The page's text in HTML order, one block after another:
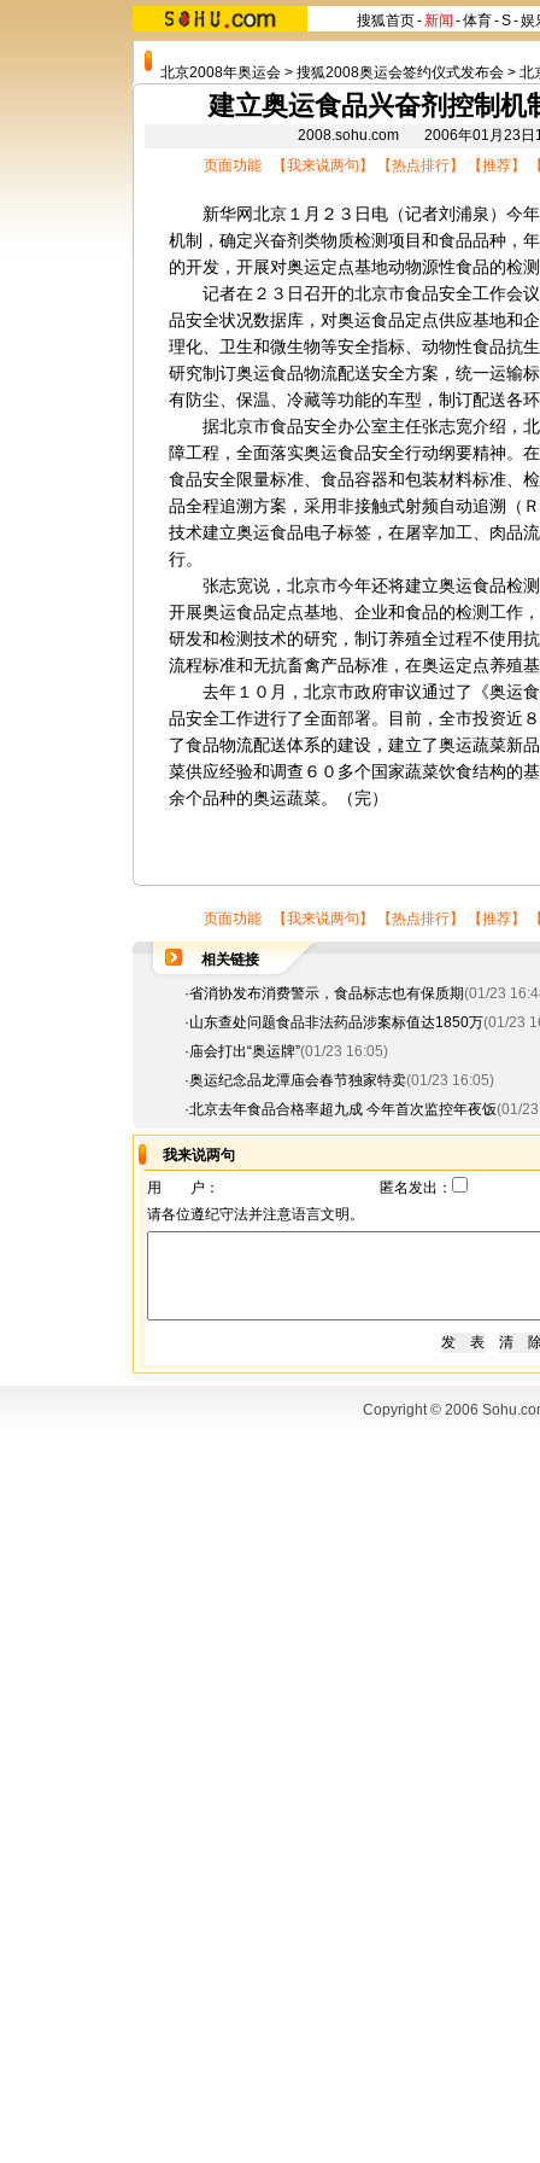
搜狐首页-新闻 -体育-S-娱
北京2008年奥运会 > 搜狐2008奥运会签约仪式发布会 > 北
建立奥运食品兴奋剂控制机
2008.sohu.com 2006年01月23
页面功能 【我来说两句 】 【热点排行】 【推荐】
新华网北京１月２３日电（记者刘浦泉）今年
机制，确定兴奋剂类物质检测项目和食品品种，
的开发，开展对奥运定点基地动物源性食品的检
记者在２３日召开的北京市食品安全工作会议
品安全状况数据库，对奥运食品定点供应基地和
理化、卫生和微生物等安全指标、动物性食品抗
研究制订奥运食品物流配送安全方案，统一运输
有防尘、保温、冷藏等功能的车型，制订配送各
据北京市食品安全办公室主任张志宽介绍，北
障工程，全面落实奥运食品安全行动纲要精神。
食品安全限量标准、食品容器和包装材料标准、
品全程追溯方案，采用非接触式射频自动追溯（
技术建立奥运食品电子标签，在屠宰加工、肉品
行。
张志宽说，北京市今年还将建立奥运食品检测
开展奥运食品定点基地、企业和食品的检测工作
研发和检测技术的研究，制订养殖全过程不使用
流程标准和无抗畜禽产品标准，在奥运定点养殖
去年１０月，北京市政府审议通过了《奥运食
品安全工作进行了全面部署。目前，全市投资近
了食品物流配送体系的建设，建立了奥运蔬菜新
菜供应经验和调查６０多个国家蔬菜饮食结构的
余个品种的奥运蔬菜。（完）
页面功能 【我来说两句 】 【热点排行】 【推荐】
相关链接
·省消协发布消费警示，食品标志也有保质期(01/23
·山东查处问题食品非法药品涉案标值达1850万(01/23
·庙会打出“奥运牌”(01/23 16:05)
·奥运纪念品龙潭庙会春节独家特卖(01/23 16:05)
·北京去年食品合格率超九成 今年首次监控年夜饭(01/
我来说两句
用 户：
匿名发出：
请各位遵纪守法并注意语言文明。
Copyright © 2006